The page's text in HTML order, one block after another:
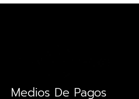
Medios De Pagos